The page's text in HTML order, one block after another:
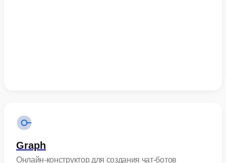
Graph
Онлайн-конструктор для создания чат-ботов